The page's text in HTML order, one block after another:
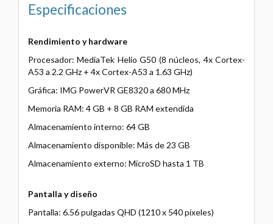
Especificaciones
Rendimiento y hardware
Procesador: MediaTek Helio G50 (8 núcleos, 4x Cortex-
A53 a 2.2 GHz + 4x Cortex-A53 a 1.63 GHz)
Gráfica: IMG PowerVR GE8320 a 680 MHz
Memoria RAM: 4 GB + 8 GB RAM extendida
Almacenamiento interno: 64 GB
Almacenamiento disponible: Más de 23 GB
Almacenamiento externo: MicroSD hasta 1 TB
Pantalla y diseño
Pantalla: 6.56 pulgadas QHD (1210 x 540 píxeles)